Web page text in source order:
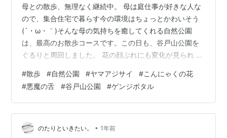
母との散歩、無理なく継続中。 母は庭仕事が好きな人な
ので、集合住宅で暮らす今の環境はちょっとかわいそう
(´・ω・｀)そんな母の気持ちを癒してくれる自然公園
は、最高のお散歩コースです。この日も、谷戸山公園を
ぐるりと周回しました。 花の顔ぶれにも変化が見られ ヤ
(●´ω｀●)この公園では、6月初旬から下旬にかけてゲン
ジボタルを観る事が出来るそうなので今年は母を誘って
見に行こうかな？ さて。この日、このコースを選んだ理
由はもうひとつありました。 謎のコレ。 これ覚えていま
すか？ notaritoikitai.hatenablog.com 花がつく前だ…
#散歩 #自然公園 #ヤマアジサイ #こんにゃくの花
#悪魔の舌 #谷戸山公園 #ゲンジボタル
のたりといきたい。 • 1年前